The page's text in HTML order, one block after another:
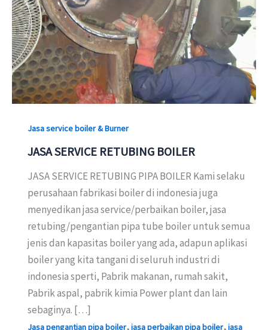
Jasa service boiler & Burner
JASA SERVICE RETUBING BOILER
JASA SERVICE RETUBING PIPA BOILER Kami selaku
perusahaan fabrikasi boiler di indonesia juga
menyedikan jasa service/perbaikan boiler, jasa
retubing/pengantian pipa tube boiler untuk semua
jenis dan kapasitas boiler yang ada, adapun aplikasi
boiler yang kita tangani di seluruh industri di
indonesia sperti, Pabrik makanan, rumah sakit,
Pabrik aspal, pabrik kimia Power plant dan lain
sebaginya. […]
Jasa pengantian pipa boiler,jasa perbaikan pipa boiler,jasa